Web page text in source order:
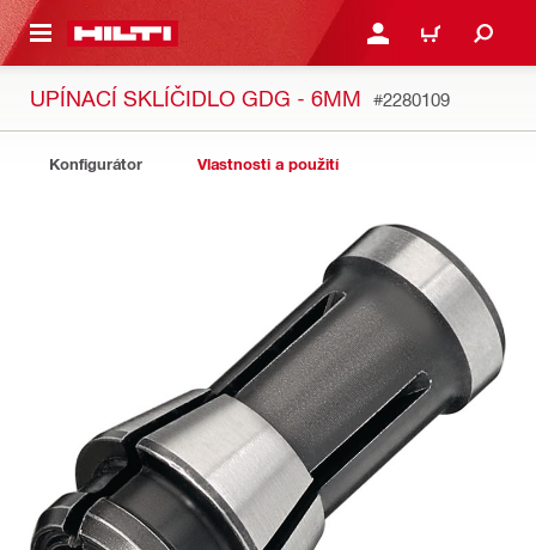
HLAVNÍ OBSAH PŘIHLÁSIT NEBO
KOŠÍK
UPÍNACÍ SKLÍČIDLO GDG - 6MM #2280109
Konfigurátor Vlastnosti a použití